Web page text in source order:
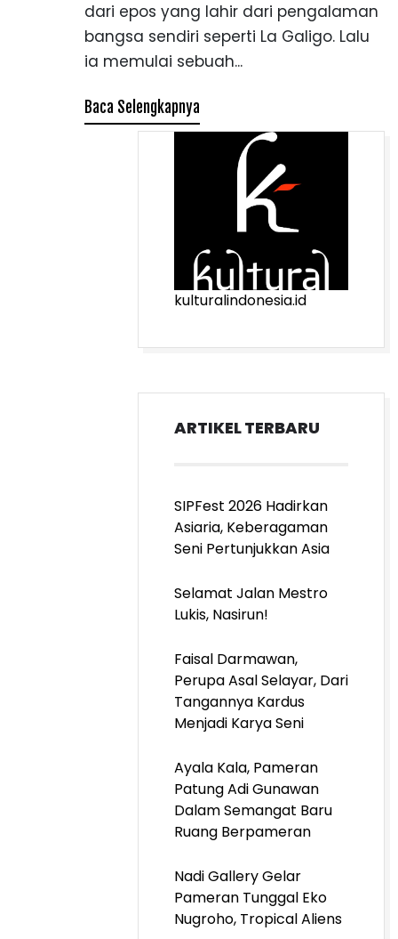
dari epos yang lahir dari pengalaman
bangsa sendiri seperti La Galigo. Lalu
ia memulai sebuah...
Baca Selengkapnya
kulturalindonesia.id
ARTIKEL TERBARU
SIPFest 2026 Hadirkan
Asiaria, Keberagaman
Seni Pertunjukkan Asia
Selamat Jalan Mestro
Lukis, Nasirun!
Faisal Darmawan,
Perupa Asal Selayar, Dari
Tangannya Kardus
Menjadi Karya Seni
Ayala Kala, Pameran
Patung Adi Gunawan
Dalam Semangat Baru
Ruang Berpameran
Nadi Gallery Gelar
Pameran Tunggal Eko
Nugroho, Tropical Aliens